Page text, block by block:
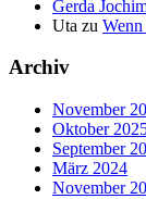
Gerda
Uta zu
Archiv
November
Oktober
September
März 2024
November